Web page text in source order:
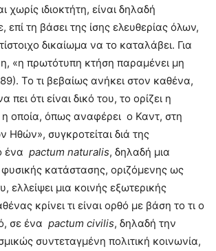
χωρίς ιδιοκτήτη, είναι δηλαδή
επί τη βάσει της ίσης ελευθερίας όλων,
δικαίωμα να το καταλάβει. Για
«η πρωτότυπη κτήση παραμένει μη
Το τι βεβαίως ανήκει στον καθένα,
πει ότι είναι δικό του, το ορίζει η
οποία, όπως αναφέρει ο Καντ, στη
Ηθών», συγκροτείται διά της
ένα pactum naturalis, δηλαδή μια
κατάστασης, οριζόμενης ως
ελλείψει μια κοινής εξωτερικής
κρίνει τι είναι ορθό με βάση το τι ο
σε ένα pactum civilis, δηλαδή την
συντεταγμένη πολιτική κοινωνία,